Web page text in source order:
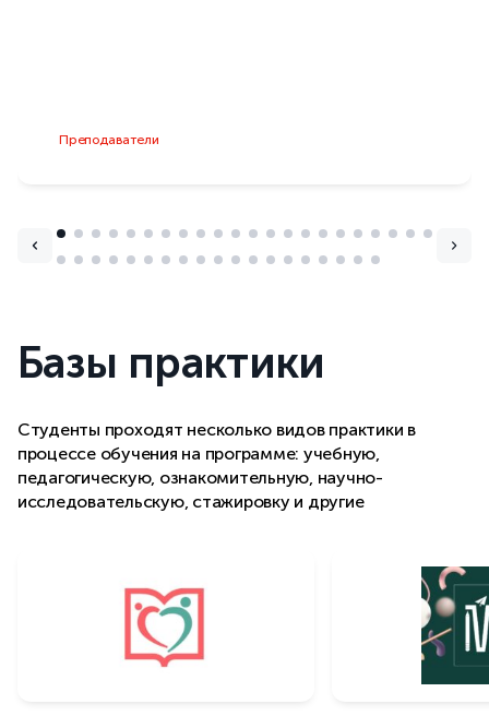
Преподаватели
Базы практики
Студенты проходят несколько видов практики в
процессе обучения на программе: учебную,
педагогическую, ознакомительную, научно-
исследовательскую, стажировку и другие